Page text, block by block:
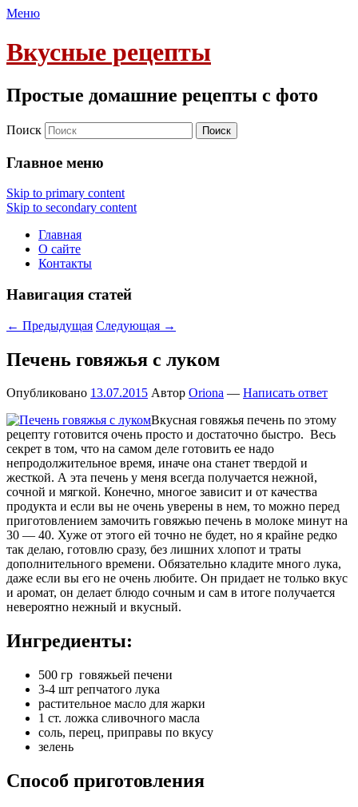
Меню
Вкусные рецепты
Простые домашние рецепты с фото
Поиск
Главное меню
Skip to primary content
Skip to secondary content
Главная
О сайте
Контакты
Навигация статей
← Предыдущая Следующая →
Печень говяжья с луком
Опубликовано 13.07.2015 Автор Oriona — Написать ответ
Вкусная говяжья печень по этому
рецепту готовится очень просто и достаточно быстро. Весь
секрет в том, что на самом деле готовить ее надо
непродолжительное время, иначе она станет твердой и
жесткой. А эта печень у меня всегда получается нежной,
сочной и мягкой. Конечно, многое зависит и от качества
продукта и если вы не очень уверены в нем, то можно перед
приготовлением замочить говяжью печень в молоке минут на
30 — 40. Хуже от этого ей точно не будет, но я крайне редко
так делаю, готовлю сразу, без лишних хлопот и траты
дополнительного времени. Обязательно кладите много лука,
даже если вы его не очень любите. Он придает не только вкус
и аромат, он делает блюдо сочным и сам в итоге получается
невероятно нежный и вкусный.
Ингредиенты:
500 гр говяжьей печени
3-4 шт репчатого лука
растительное масло для жарки
1 ст. ложка сливочного масла
соль, перец, приправы по вкусу
зелень
Способ приготовления